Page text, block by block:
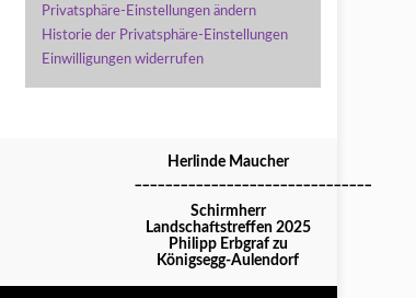
Privatsphäre-Einstellungen ändern
Historie der Privatsphäre-Einstellungen
Einwilligungen widerrufen
Herlinde Maucher
Schirmherr
Landschaftstreffen 2025
Philipp Erbgraf zu
Königsegg-Aulendorf